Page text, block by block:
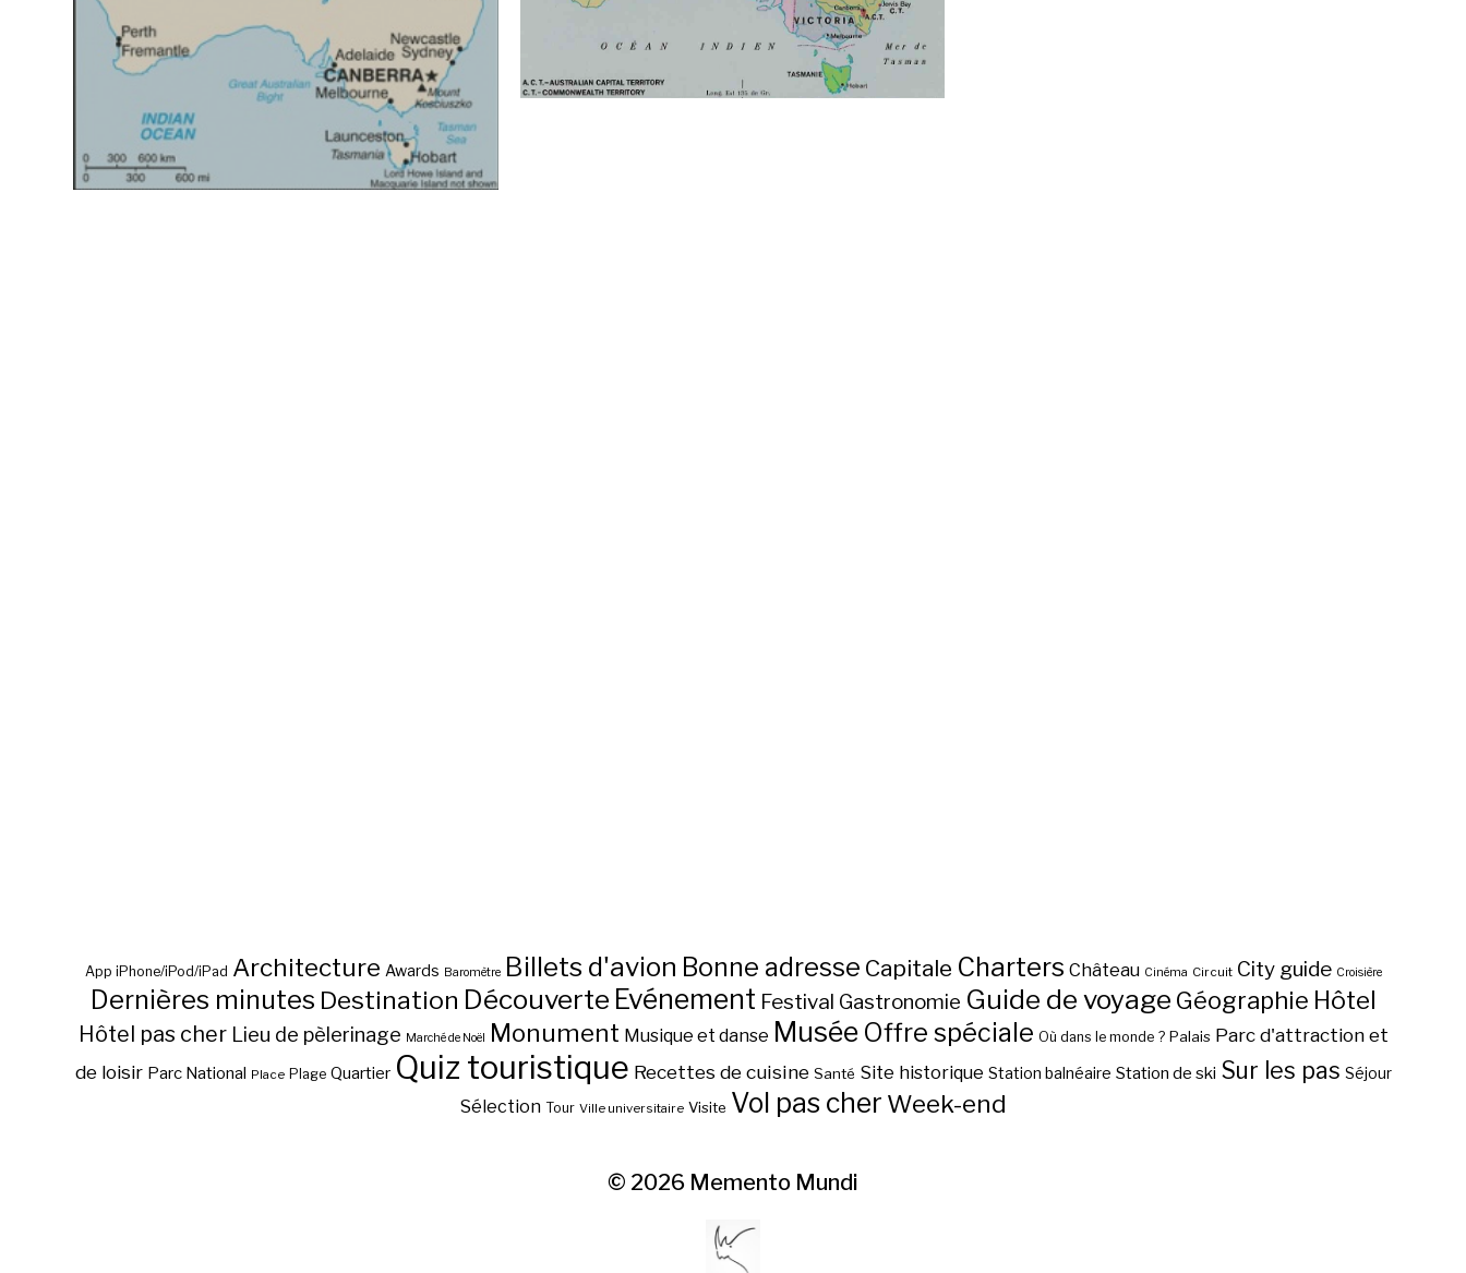
App iPhone/iPod/iPad Architecture Awards Baromètre Billets d'avion Bonne adresse Capitale Charters Château Cinéma Circuit City guide Croisière
Dernières minutes Destination Découverte Evénement Festival Gastronomie Guide de voyage Géographie Hôtel
Hôtel pas cher Lieu de pèlerinage Marché de Noël Monument Musique et danse Musée Offre spéciale Où dans le monde ? Palais Parc d'attraction et
de loisir Parc National Place Plage Quartier Quiz touristique Recettes de cuisine Santé Site historique Station balnéaire Station de ski Sur les pas Séjour
Sélection Tour Ville universitaire Visite Vol pas cher Week-end
© 2026 Memento Mundi